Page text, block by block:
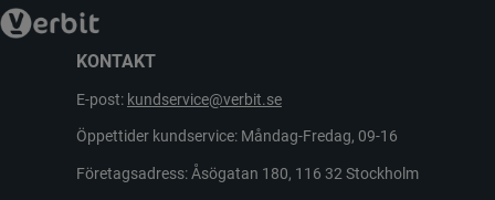
KONTAKT
E-post: kundservice@verbit.se
Öppettider kundservice: Måndag-Fredag, 09-16
Företagsadress: Åsögatan 180, 116 32 Stockholm